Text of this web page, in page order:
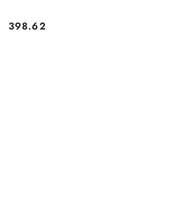
Cena:
398.62